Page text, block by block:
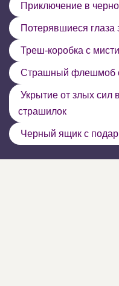
Приключение в
Потерявшиеся глаза
Треш-коробка с
Страшный флешмоб с
Укрытие от злых сил
страшилок
Черный ящик с